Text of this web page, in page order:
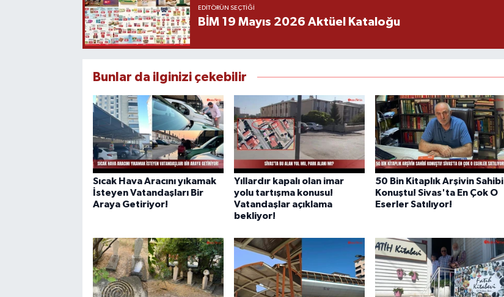
EDITÖRÜN SEÇTIĞI
BİM 19 Mayıs 2026 Aktüel Kataloğu
Bunlar da ilginizi çekebilir
Sıcak Hava Aracını yıkamak
İsteyen Vatandaşları Bir
Araya Getiriyor!
Yıllardır kapalı olan imar
yolu tartışma konusu!
Vatandaşlar açıklama
bekliyor!
50 Bin Kitaplık Arşivin Sahibi
Konuştu! Sivas'ta En Çok O
Eserler Satılıyor!